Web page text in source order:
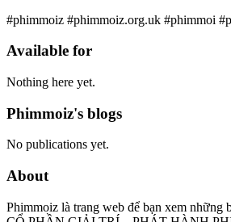
#phimmoiz #phimmoiz.org.uk #phimmoi
Available for
Nothing here yet.
Phimmoiz's blogs
No publications yet.
About
Phimmoiz là trang web để bạn xem